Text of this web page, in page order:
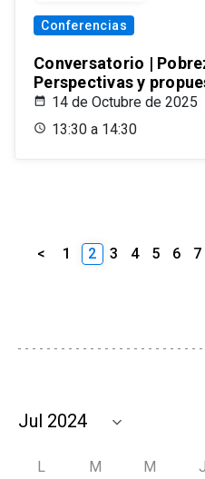
Conferencias
Conversatorio |
Perspectivas y
14 de Octubre de 2025
13:30 a 14:30
< 1 2 3 4 5 6 7
L M M J